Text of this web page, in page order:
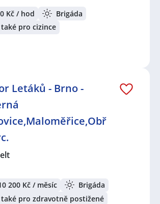
Kč / hod
Brigáda
pro cizince
Letáků - Brno -
200 Kč / měsíc
Brigáda
pro zdravotně postižené